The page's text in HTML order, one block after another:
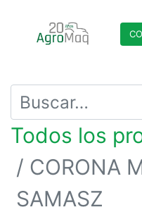
Todos los
CORONA
SAMASZ